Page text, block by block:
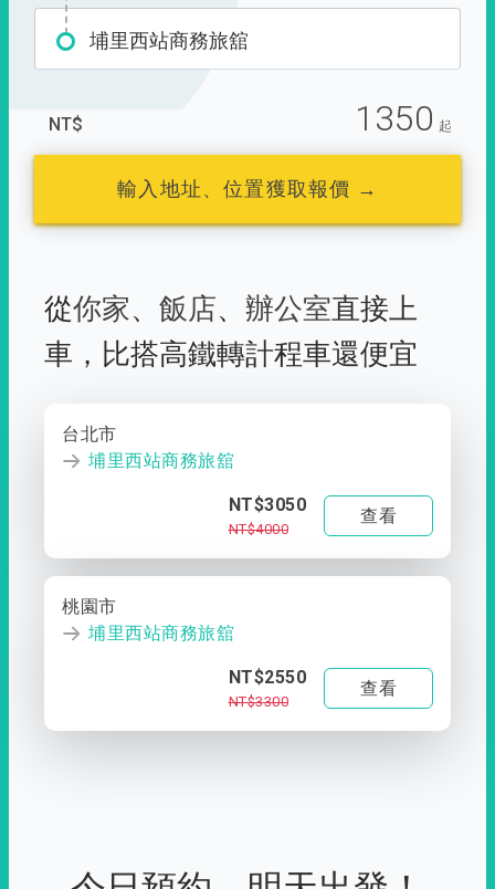
埔里西站商務旅舘
NT$ 1350 起
輸入地址、位置獲取報價 →
從你家、 飯店、 辦公室直接上
車， 比搭高鐵轉計程車還便宜
台北市
埔里西站商務旅舘
NT$3050
NT$4000
查看
桃園市
埔里西站商務旅舘
NT$2550
NT$3300
查看